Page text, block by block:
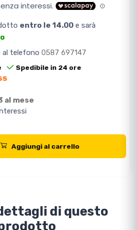
entro le 14.00 e sarà
al telefono 0587 697147
Spedibile in 24 ore
al mese
Aggiungi al carrello
di questo